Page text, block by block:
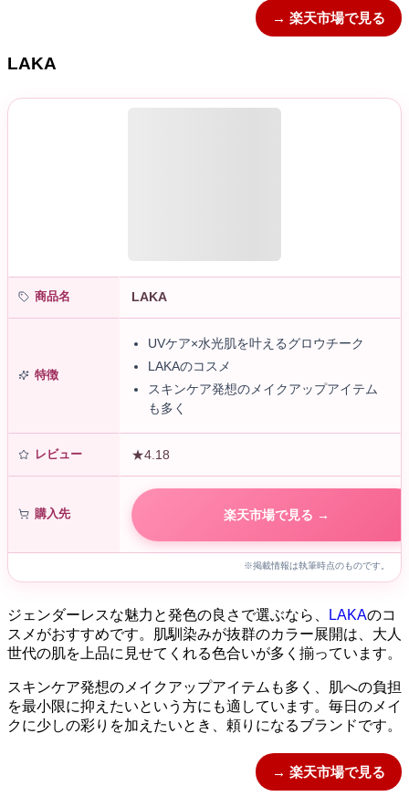
→ 楽天市場で見る
LAKA
商品名 LAKA
特徴
UVケア×水光肌を叶えるグロウチーク
LAKAのコスメ
スキンケア発想のメイクアップアイテム
も多く
レビュー ★4.18
購入先 楽天市場で見る →
※掲載情報は執筆時点のものです。
ジェンダーレスな魅力と発色の良さで選ぶなら、 LAKAのコ
スメがおすすめです。肌馴染みが抜群のカラー展開は、大人
世代の肌を上品に見せてくれる色合いが多く揃っています。
スキンケア発想のメイクアップアイテムも多く、肌への負担
を最小限に抑えたいという方にも適しています。毎日のメイ
クに少しの彩りを加えたいとき、頼りになるブランドです。
→ 楽天市場で見る